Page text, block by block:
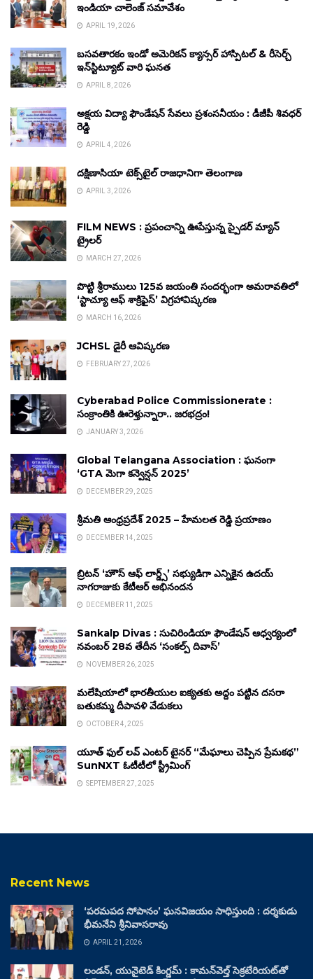
ఇండియా చాలెంజ్ సమావేశం
APRIL 19, 2026
బసవతారకం ఇండో అమెరికన్ క్యాన్సర్ హాస్పిటల్ & రీసెర్చ్
ఇన్‌స్టిట్యూట్ వారి ఘనత
APRIL 8, 2026
అక్షయ విద్యా ఫౌండేషన్ సేవలు ప్రశంసనీయం : డీజీపీ శివధర్
రెడ్డి
APRIL 4, 2026
దక్షిణాసియా టెక్స్‌టైల్ రాజధానిగా తెలంగాణ
APRIL 3, 2026
FILM NEWS : ప్రపంచాన్ని ఊపేస్తున్న స్పైడర్ మ్యాన్
ట్రైలర్
MARCH 27, 2026
పొట్టి శ్రీరాములు 125వ జయంతి సందర్భంగా అమరావతిలో
‘స్టాచ్యూ ఆఫ్ శాక్రిఫైస్’ విగ్రహావిష్కరణ
MARCH 16, 2026
JCHSL డైరీ ఆవిష్కరణ
FEBRUARY 27, 2026
Cyberabad Police Commissionerate :
సంక్రాంతికి ఊరెళ్తున్నారా.. జరభద్రం!
JANUARY 3, 2026
Global Telangana Association : ఘనంగా
‘GTA మెగా కన్వెన్షన్ 2025’
DECEMBER 29, 2025
శ్రీమతి ఆంధ్రప్రదేశ్ 2025 – హేమలత రెడ్డి ప్రయాణం
DECEMBER 14, 2025
బ్రిటన్ ‘హౌస్ ఆఫ్ లార్డ్స్’ సభ్యుడిగా ఎన్నికైన ఉదయ్
నాగరాజుకు కేటీఆర్ అభినందన
DECEMBER 11, 2025
Sankalp Divas : సుచిరిండియా ఫౌండేషన్ ఆధ్వర్యంలో
నవంబర్ 28వ తేదీన ‘సంకల్ప్ దివాస్’
NOVEMBER 26, 2025
మలేషియాలో భారతీయుల ఐక్యతకు అద్దం పట్టిన దసరా
బతుకమ్మ దీపావళి వేడుకలు
OCTOBER 4, 2025
యూత్ ఫుల్ లవ్ ఎంటర్ టైనర్ “మేఘాలు చెప్పిన ప్రేమకథ”
SunNXT ఓటీటీలో స్ట్రీమింగ్
SEPTEMBER 27, 2025
Recent News
‘పరమపద సోపానం’ ఘనవిజయం సాధిస్తుంది : దర్శకుడు
భీమనేని శ్రీనివాసరావు
APRIL 21, 2026
లండన్, యునైటెడ్ కింగ్డమ్ : కామన్‌వెల్త్ సెక్రటేరియట్‌తో